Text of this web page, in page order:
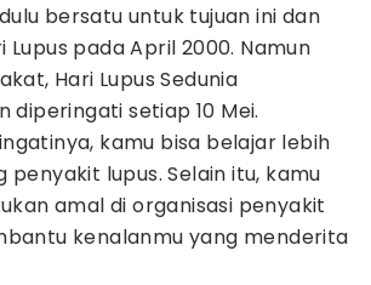
bersatu untuk tujuan ini dan
Lupus pada April 2000. Namun
Hari Lupus Sedunia
diperingati setiap 10 Mei.
kamu bisa belajar lebih
lupus. Selain itu, kamu
amal di organisasi penyakit
kenalanmu yang menderita